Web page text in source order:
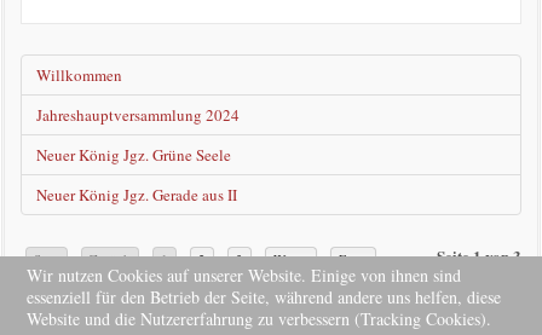
Willkommen
Jahreshauptversammlung 2024
Neuer König Jgz. Grüne Seele
Neuer König Jgz. Gerade aus II
Seite 1 von 3
Start Zurück 1 2 3 Weiter Ende
Wir nutzen Cookies auf unserer Website. Einige von ihnen sind
essenziell für den Betrieb der Seite, während andere uns helfen, diese
Website und die Nutzererfahrung zu verbessern (Tracking Cookies).